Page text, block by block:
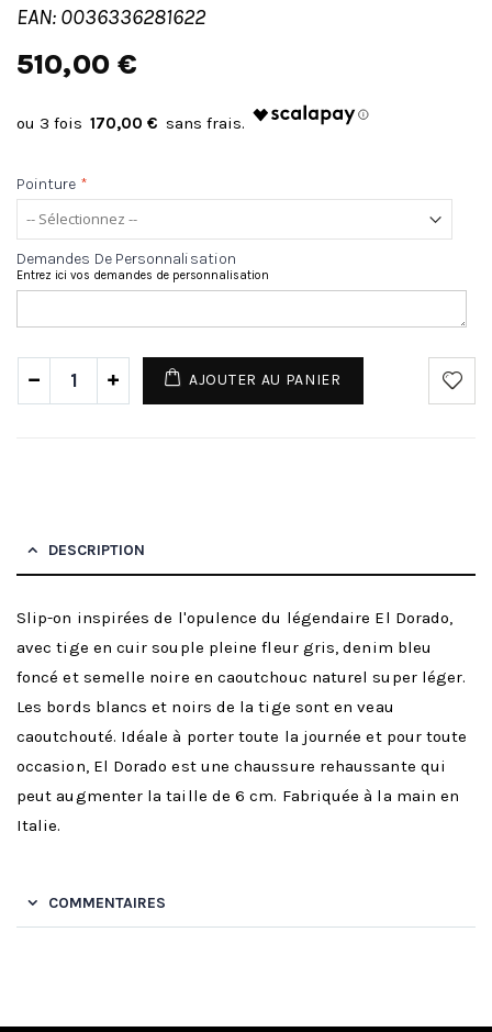
EAN: 0036336281622
510,00 €
170,00 €
Pointure *
Demandes De Personnalisation
Entrez ici vos demandes de personnalisation
AJOUTER AU PANIER
DESCRIPTION
Slip-on inspirées de l'opulence du légendaire El Dorado,
avec tige en cuir souple pleine fleur gris, denim bleu
foncé et semelle noire en caoutchouc naturel super léger.
Les bords blancs et noirs de la tige sont en veau
caoutchouté. Idéale à porter toute la journée et pour toute
occasion, El Dorado est une chaussure rehaussante qui
peut augmenter la taille de 6 cm. Fabriquée à la main en
Italie.
COMMENTAIRES